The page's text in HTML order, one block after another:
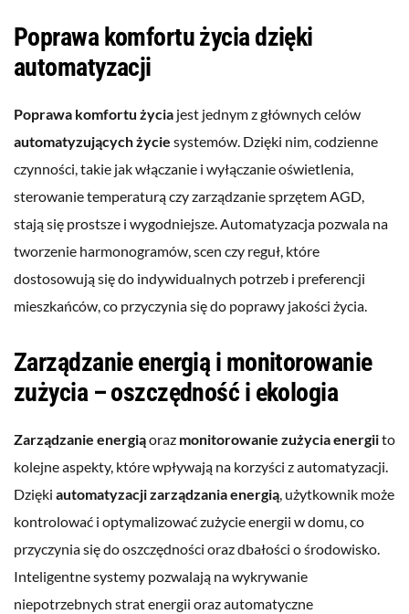
Poprawa komfortu życia dzięki
automatyzacji
Poprawa komfortu życia jest jednym z głównych celów
automatyzujących życie systemów. Dzięki nim, codzienne
czynności, takie jak włączanie i wyłączanie oświetlenia,
sterowanie temperaturą czy zarządzanie sprzętem AGD,
stają się prostsze i wygodniejsze. Automatyzacja pozwala na
tworzenie harmonogramów, scen czy reguł, które
dostosowują się do indywidualnych potrzeb i preferencji
mieszkańców, co przyczynia się do poprawy jakości życia.
Zarządzanie energią i monitorowanie
zużycia – oszczędność i ekologia
Zarządzanie energiąoraz monitorowanie zużycia energiito
kolejne aspekty, które wpływają na korzyści z automatyzacji.
Dzięki automatyzacji zarządzania energią, użytkownik może
kontrolować i optymalizować zużycie energii w domu, co
przyczynia się do oszczędności oraz dbałości o środowisko.
Inteligentne systemy pozwalają na wykrywanie
niepotrzebnych strat energii oraz automatyczne